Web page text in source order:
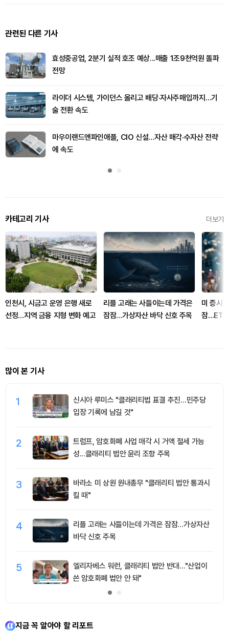
관련된 다른 기사
효성중공업, 2분기 실적 호조 예상...매출 1조9천억원 돌파
전망
라이더 시스템, 가이던스 올리고 배당·자사주매입까지…기
술 전환 속도
마우이랜드앤파인애플, CIO 신설…자산 매각·수자산 전략
에 속도
카테고리 기사 더보기
인천시, 시금고 운영 은행 새로
선정…지역 금융 지형 변화 예고
리플 고래는 사들이는데 가격은
잠잠…가상자산 바닥 신호 주목
미 증시
잠
많이 본 기사
1
신시아 루미스 "클래리티법 표결 추진…민주당
입장 기록에 남길 것"
2
트럼프, 암호화폐 사업 매각 시 거액 절세 가능
성...클래리티 법안 윤리 조항 주목
3
바라소 미 상원 원내총무 "클래리티 법안 통과시
킬 때"
4
리플 고래는 사들이는데 가격은 잠잠…가상자산
바닥 신호 주목
5
엘리자베스 워런, 클래리티 법안 반대…"산업이
쓴 암호화폐 법안 안 돼"
지금 꼭 알아야 할 리포트